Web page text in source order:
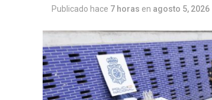
Publicado hace 7 horas en agosto 5, 2026